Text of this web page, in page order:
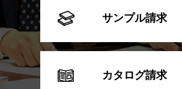
サンプル請求
カタログ請求